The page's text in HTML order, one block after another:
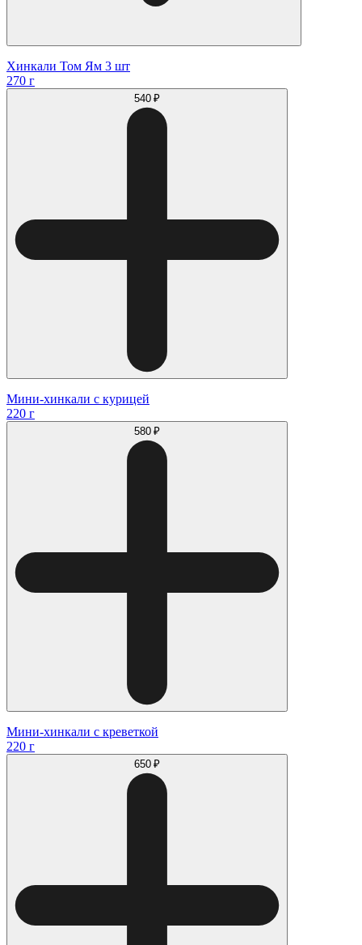
Хинкали Том Ям 3 шт
270 г
540 ₽
Мини-хинкали с курицей
220 г
580 ₽
Мини-хинкали с креветкой
220 г
650 ₽